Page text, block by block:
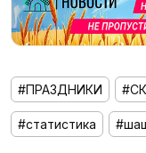
#ПРАЗДНИКИ
#статистика